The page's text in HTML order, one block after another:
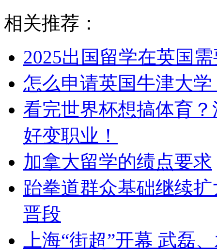
相关推荐：
2025出国留学在英国
怎么申请英国牛津大学
看完世界杯想搞体育
好变职业！
加拿大留学的绩点要求
跆拳道群众基础继续
晋段
上海“街超”开幕 武磊